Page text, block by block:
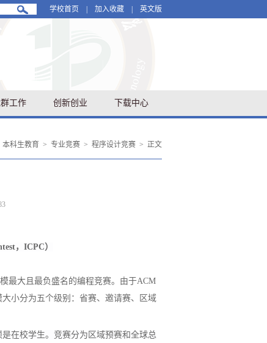
学校首页 加入收藏 英文版
工作 创新创业 下载中心
本科生教育 > 专业竞赛 > 程序设计竞赛 > 正文
，ICPC）
最大且最负盛名的编程竞赛。由于ACM
小分为五个级别：省赛、邀请赛、区域
在校学生。竞赛分为区域预赛和全球总